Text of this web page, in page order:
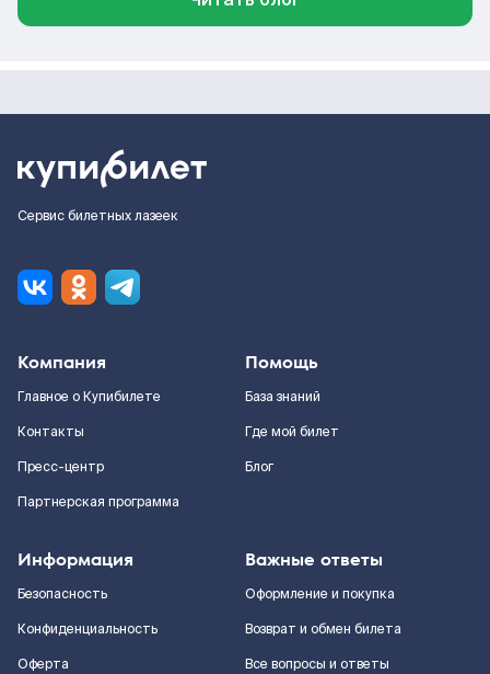
Сервис билетных лазеек
Компания
Главное о Купибилете
Контакты
Пресс-центр
Партнерская программа
Помощь
База знаний
Где мой билет
Блог
Информация
Безопасность
Конфиденциальность
Оферта
Важные ответы
Оформление и покупка
Возврат и обмен билета
Все вопросы и ответы